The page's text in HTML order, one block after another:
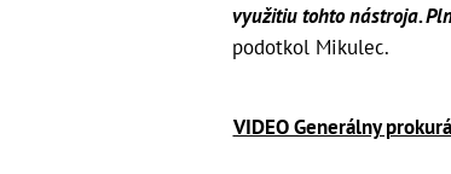
využitiu tohto nástroja.
podotkol Mikulec.
VIDEO Generálny